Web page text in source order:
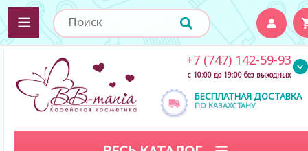
БЕСПЛАТНАЯ ДОСТАВКА
ПО КАЗАХСТАНУ
+7 (747) 142-59-93
с 10:00 до 19:00 без выходных